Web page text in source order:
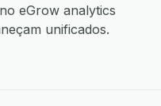
eGrow analytics
unificados.